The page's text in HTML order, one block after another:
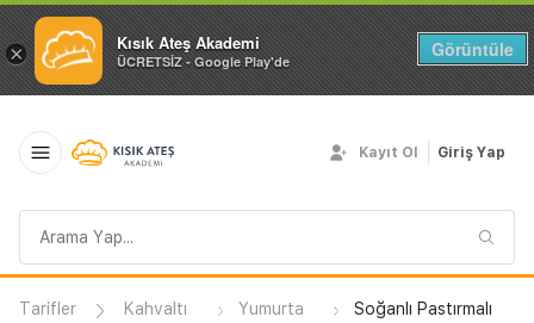
× Kısık Ateş Akademi
ÜCRETSİZ - Google Play'de
Görüntüle
sorgusu
Kayıt Ol Giriş Yap
Tarifler
Kahvaltı
Yumurta
Soğanlı Pastırmalı